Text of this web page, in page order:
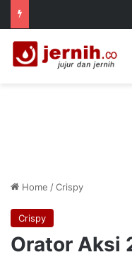
Home /Crispy
Crispy
Orator Aksi